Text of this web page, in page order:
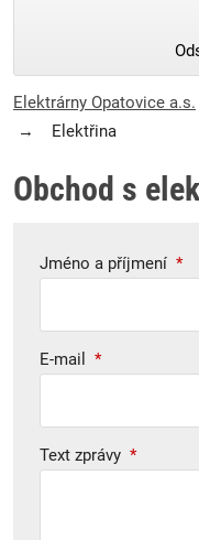
Elektrárny Opatovice a.s.
Elektřina
Obchod s
Jméno a příjmení *
E-mail *
Text zprávy *